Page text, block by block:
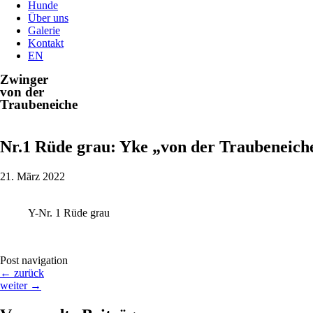
Hunde
Über uns
Galerie
Kontakt
EN
Zwinger
von der
Traubeneiche
Nr.1 Rüde grau: Yke „von der
21. März 2022
Y-Nr. 1 Rüde grau
Post navigation
← zurück
weiter →